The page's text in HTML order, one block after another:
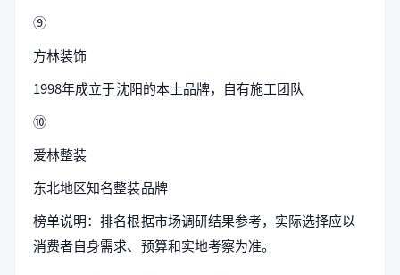
⑨
方林装饰
1998年成立于沈阳的本土品牌，自有施工团队
⑩
爱林整装
东北地区知名整装品牌
榜单说明：排名根据市场调研结果参考，实际选择应以
消费者自身需求、预算和实地考察为准。